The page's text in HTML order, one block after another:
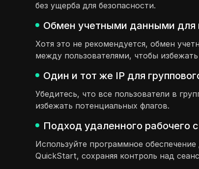
без ущерба для безопасности.
Обмен учетными данными для
Хотя это не рекомендуется, обмен
между пользователями, чтобы
Один и тот же IP для
Убедитесь, что все пользователи в
избежать потенциальных флагов.
Подход удаленного рабочего
Используйте программное
QuickStart, сохраняя контроль над